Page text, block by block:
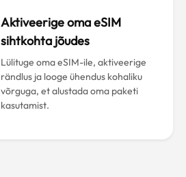
Aktiveerige oma eSIM
sihtkohta jõudes
Lülituge oma eSIM-ile, aktiveerige
rändlus ja looge ühendus kohaliku
võrguga, et alustada oma paketi
kasutamist.